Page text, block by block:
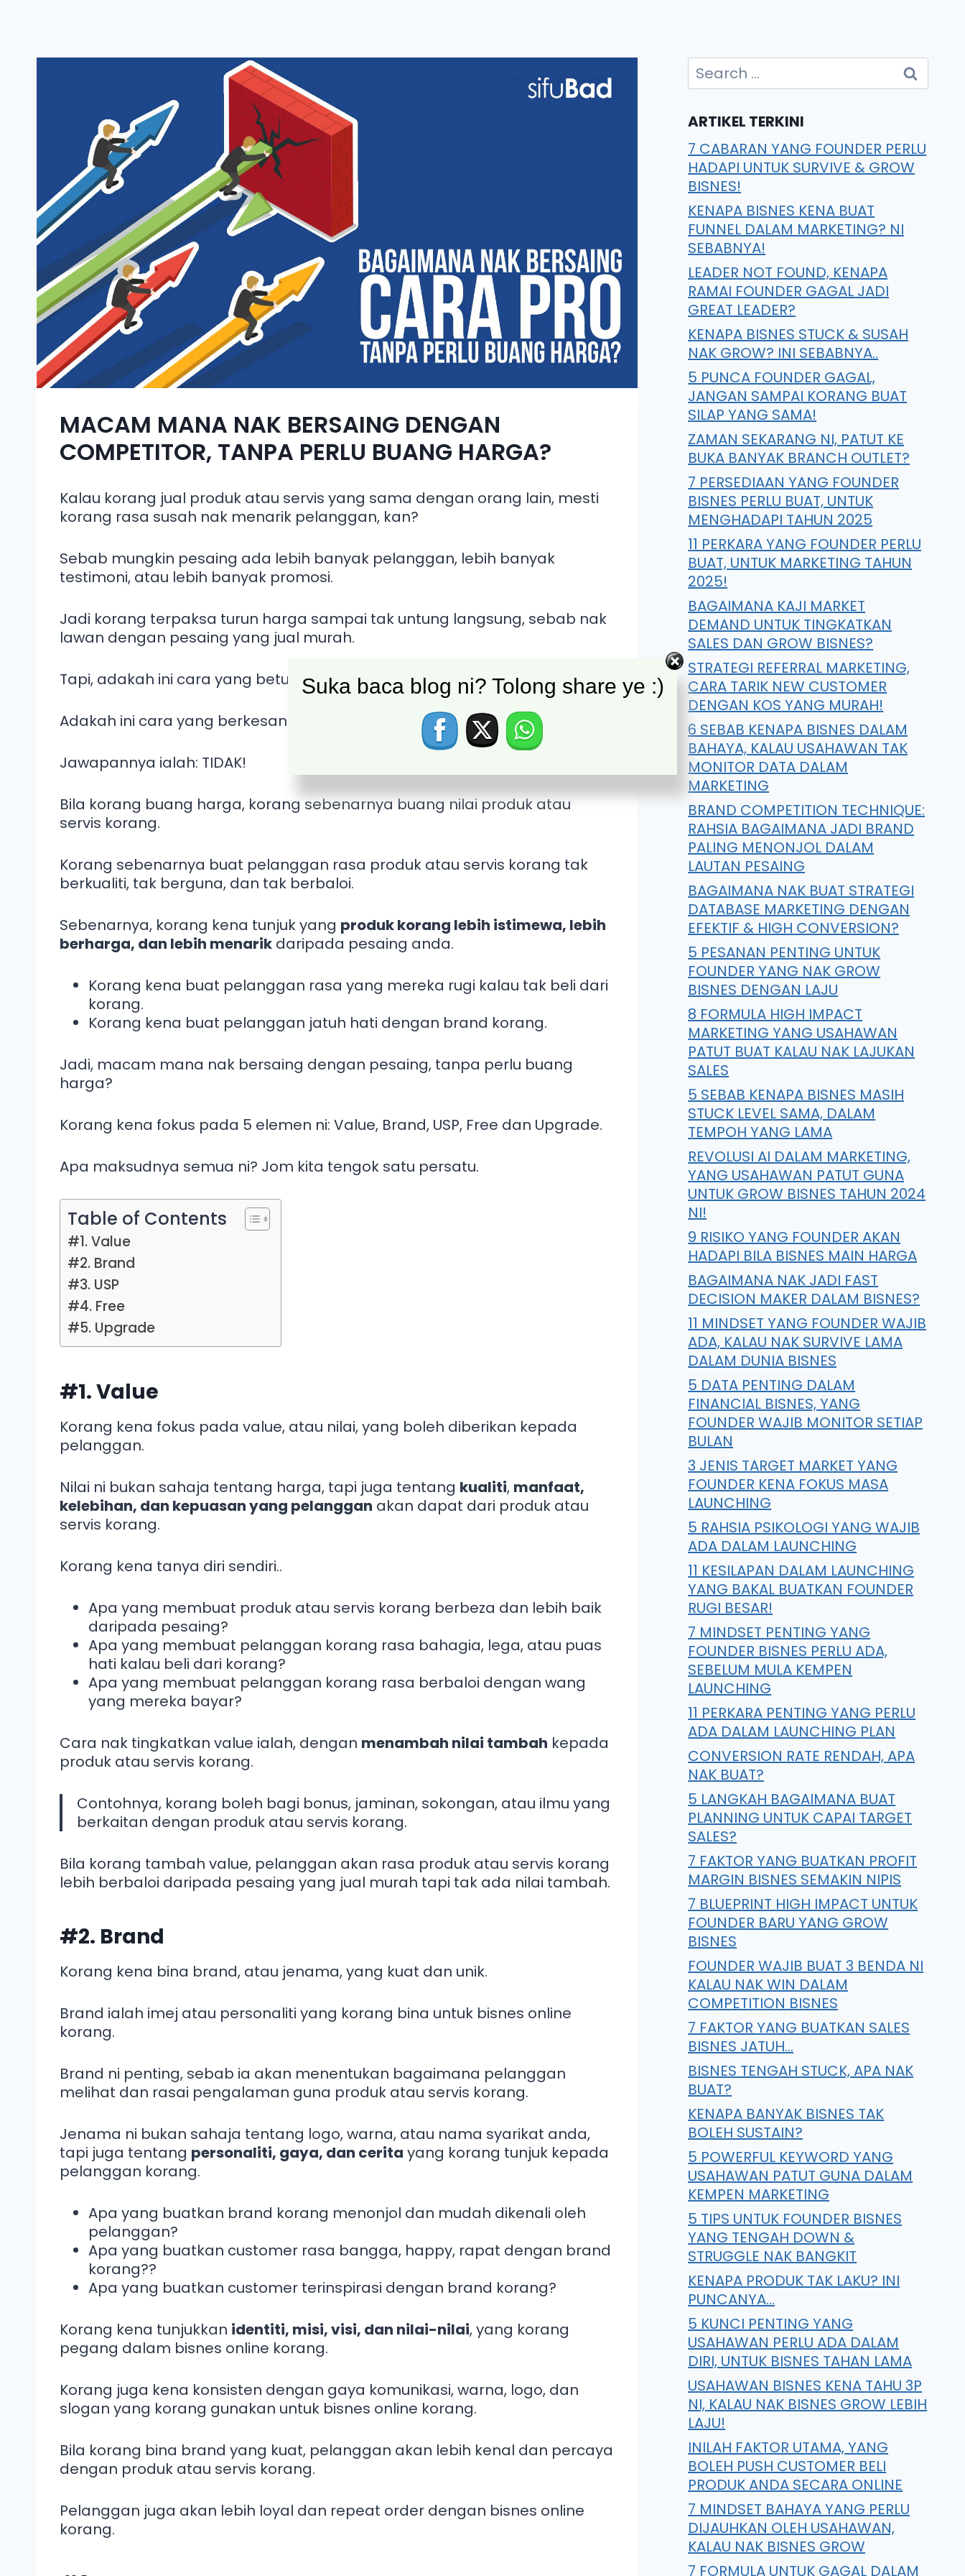
MACAM MANA NAK BERSAING DENGAN
COMPETITOR, TANPA PERLU BUANG HARGA?
Kalau korang jual produk atau servis yang sama dengan orang lain, mesti
korang rasa susah nak menarik pelanggan, kan?
Sebab mungkin pesaing ada lebih banyak pelanggan, lebih banyak
testimoni, atau lebih banyak promosi.
Jadi korang terpaksa turun harga sampai tak untung langsung, sebab nak
lawan dengan pesaing yang jual murah.
Tapi, adakah ini cara yang betul untuk bersaing?
Adakah ini cara yang berkesan untuk naikkan jualan bisnes?
Jawapannya ialah: TIDAK!
Bila korang buang harga, korang sebenarnya buang nilai produk atau
servis korang.
Korang sebenarnya buat pelanggan rasa produk atau servis korang tak
berkualiti, tak berguna, dan tak berbaloi.
Sebenarnya, korang kena tunjuk yang produk korang lebih istimewa, lebih
berharga, dan lebih menarik daripada pesaing anda.
Korang kena buat pelanggan rasa yang mereka rugi kalau tak beli dari
korang.
Korang kena buat pelanggan jatuh hati dengan brand korang.
Jadi, macam mana nak bersaing dengan pesaing, tanpa perlu buang
harga?
Korang kena fokus pada 5 elemen ni: Value, Brand, USP, Free dan Upgrade.
Apa maksudnya semua ni? Jom kita tengok satu persatu.
Table of Contents
#1. Value
#2. Brand
#3. USP
#4. Free
#5. Upgrade
#1. Value
Korang kena fokus pada value, atau nilai, yang boleh diberikan kepada
pelanggan.
Nilai ni bukan sahaja tentang harga, tapi juga tentang kualiti, manfaat,
kelebihan, dan kepuasan yang pelanggan akan dapat dari produk atau
servis korang.
Korang kena tanya diri sendiri..
Apa yang membuat produk atau servis korang berbeza dan lebih baik
daripada pesaing?
Apa yang membuat pelanggan korang rasa bahagia, lega, atau puas
hati kalau beli dari korang?
Apa yang membuat pelanggan korang rasa berbaloi dengan wang
yang mereka bayar?
Cara nak tingkatkan value ialah, dengan menambah nilai tambah kepada
produk atau servis korang.
Contohnya, korang boleh bagi bonus, jaminan, sokongan, atau ilmu yang
berkaitan dengan produk atau servis korang.
Bila korang tambah value, pelanggan akan rasa produk atau servis korang
lebih berbaloi daripada pesaing yang jual murah tapi tak ada nilai tambah.
#2. Brand
Korang kena bina brand, atau jenama, yang kuat dan unik.
Brand ialah imej atau personaliti yang korang bina untuk bisnes online
korang.
Brand ni penting, sebab ia akan menentukan bagaimana pelanggan
melihat dan rasai pengalaman guna produk atau servis korang.
Jenama ni bukan sahaja tentang logo, warna, atau nama syarikat anda,
tapi juga tentang personaliti, gaya, dan cerita yang korang tunjuk kepada
pelanggan korang.
Apa yang buatkan brand korang menonjol dan mudah dikenali oleh
pelanggan?
Apa yang buatkan customer rasa bangga, happy, rapat dengan brand
korang??
Apa yang buatkan customer terinspirasi dengan brand korang?
Korang kena tunjukkan identiti, misi, visi, dan nilai-nilai, yang korang
pegang dalam bisnes online korang.
Korang juga kena konsisten dengan gaya komunikasi, warna, logo, dan
slogan yang korang gunakan untuk bisnes online korang.
Bila korang bina brand yang kuat, pelanggan akan lebih kenal dan percaya
dengan produk atau servis korang.
Pelanggan juga akan lebih loyal dan repeat order dengan bisnes online
korang.
ARTIKEL TERKINI
7 CABARAN YANG FOUNDER PERLU
HADAPI UNTUK SURVIVE & GROW
BISNES!
KENAPA BISNES KENA BUAT
FUNNEL DALAM MARKETING? NI
SEBABNYA!
LEADER NOT FOUND, KENAPA
RAMAI FOUNDER GAGAL JADI
GREAT LEADER?
KENAPA BISNES STUCK & SUSAH
NAK GROW? INI SEBABNYA..
5 PUNCA FOUNDER GAGAL,
JANGAN SAMPAI KORANG BUAT
SILAP YANG SAMA!
ZAMAN SEKARANG NI, PATUT KE
BUKA BANYAK BRANCH OUTLET?
7 PERSEDIAAN YANG FOUNDER
BISNES PERLU BUAT, UNTUK
MENGHADAPI TAHUN 2025
11 PERKARA YANG FOUNDER PERLU
BUAT, UNTUK MARKETING TAHUN
2025!
BAGAIMANA KAJI MARKET
DEMAND UNTUK TINGKATKAN
SALES DAN GROW BISNES?
STRATEGI REFERRAL MARKETING,
CARA TARIK NEW CUSTOMER
DENGAN KOS YANG MURAH!
6 SEBAB KENAPA BISNES DALAM
BAHAYA, KALAU USAHAWAN TAK
MONITOR DATA DALAM
MARKETING
BRAND COMPETITION TECHNIQUE:
RAHSIA BAGAIMANA JADI BRAND
PALING MENONJOL DALAM
LAUTAN PESAING
BAGAIMANA NAK BUAT STRATEGI
DATABASE MARKETING DENGAN
EFEKTIF & HIGH CONVERSION?
5 PESANAN PENTING UNTUK
FOUNDER YANG NAK GROW
BISNES DENGAN LAJU
8 FORMULA HIGH IMPACT
MARKETING YANG USAHAWAN
PATUT BUAT KALAU NAK LAJUKAN
SALES
5 SEBAB KENAPA BISNES MASIH
STUCK LEVEL SAMA, DALAM
TEMPOH YANG LAMA
REVOLUSI AI DALAM MARKETING,
YANG USAHAWAN PATUT GUNA
UNTUK GROW BISNES TAHUN 2024
NI!
9 RISIKO YANG FOUNDER AKAN
HADAPI BILA BISNES MAIN HARGA
BAGAIMANA NAK JADI FAST
DECISION MAKER DALAM BISNES?
11 MINDSET YANG FOUNDER WAJIB
ADA, KALAU NAK SURVIVE LAMA
DALAM DUNIA BISNES
5 DATA PENTING DALAM
FINANCIAL BISNES, YANG
FOUNDER WAJIB MONITOR SETIAP
BULAN
3 JENIS TARGET MARKET YANG
FOUNDER KENA FOKUS MASA
LAUNCHING
5 RAHSIA PSIKOLOGI YANG WAJIB
ADA DALAM LAUNCHING
11 KESILAPAN DALAM LAUNCHING
YANG BAKAL BUATKAN FOUNDER
RUGI BESAR!
7 MINDSET PENTING YANG
FOUNDER BISNES PERLU ADA,
SEBELUM MULA KEMPEN
LAUNCHING
11 PERKARA PENTING YANG PERLU
ADA DALAM LAUNCHING PLAN
CONVERSION RATE RENDAH, APA
NAK BUAT?
5 LANGKAH BAGAIMANA BUAT
PLANNING UNTUK CAPAI TARGET
SALES?
7 FAKTOR YANG BUATKAN PROFIT
MARGIN BISNES SEMAKIN NIPIS
7 BLUEPRINT HIGH IMPACT UNTUK
FOUNDER BARU YANG GROW
BISNES
FOUNDER WAJIB BUAT 3 BENDA NI
KALAU NAK WIN DALAM
COMPETITION BISNES
7 FAKTOR YANG BUATKAN SALES
BISNES JATUH…
BISNES TENGAH STUCK, APA NAK
BUAT?
KENAPA BANYAK BISNES TAK
BOLEH SUSTAIN?
5 POWERFUL KEYWORD YANG
USAHAWAN PATUT GUNA DALAM
KEMPEN MARKETING
5 TIPS UNTUK FOUNDER BISNES
YANG TENGAH DOWN &
STRUGGLE NAK BANGKIT
KENAPA PRODUK TAK LAKU? INI
PUNCANYA…
5 KUNCI PENTING YANG
USAHAWAN PERLU ADA DALAM
DIRI, UNTUK BISNES TAHAN LAMA
USAHAWAN BISNES KENA TAHU 3P
NI, KALAU NAK BISNES GROW LEBIH
LAJU!
INILAH FAKTOR UTAMA, YANG
BOLEH PUSH CUSTOMER BELI
PRODUK ANDA SECARA ONLINE
7 MINDSET BAHAYA YANG PERLU
DIJAUHKAN OLEH USAHAWAN,
KALAU NAK BISNES GROW
7 FORMULA UNTUK GAGAL DALAM
Suka baca blog ni? Tolong share ye :)